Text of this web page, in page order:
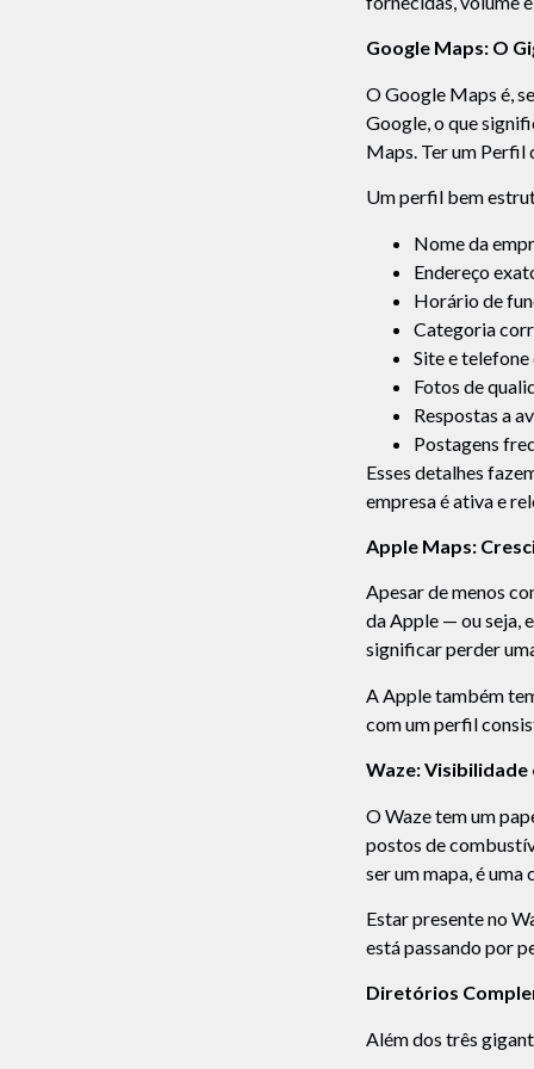
Google Maps: O
O Google Maps é,
Google, o que
Maps. Ter um Perfil
Um perfil bem
Nome da
Endereço
Horário de
Categoria
Site e
Fotos de
Respostas a
Postagens
Esses detalhes
empresa é ativa e
Apple Maps:
Apesar de menos
da Apple — ou seja,
significar perder
A Apple também
com um perfil
Waze: Visibilidade
O Waze tem um
postos de
ser um mapa, é
Estar presente no
está passando por
Diretórios
Além dos três